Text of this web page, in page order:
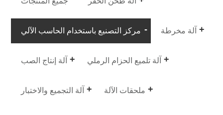
مركز التصنيع باستخدام الحاسب الآلي آلة مخرطة
آلة إنتاج الصب آلة تلميع الحزام الرملي
آلة التجميع والاختبار ملحقات الآلة